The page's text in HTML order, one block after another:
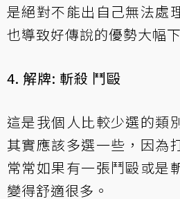
是絕對不能出自己無法處
也導致好傳說的優勢大幅
4. 解牌: 斬殺 鬥毆
這是我個人比較少選的類
其實應該多選一些，因為
常常如果有一張鬥毆或是
變得舒適很多。